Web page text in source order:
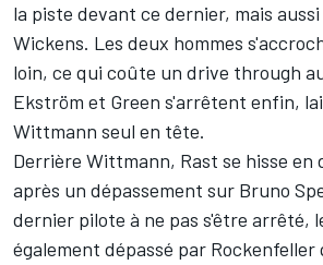
la piste devant ce dernier, mais
Wickens. Les deux hommes
loin, ce qui coûte un drive through
Ekström et Green s'arrêtent enfin,
Wittmann seul en tête.
Derrière Wittmann, Rast se hisse en
après un dépassement sur Bruno
dernier pilote à ne pas s'être arrêté,
également dépassé par